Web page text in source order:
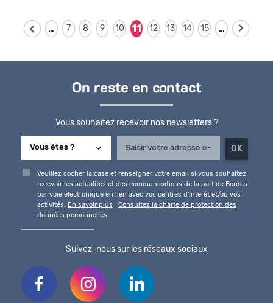
… 7 8 9 10 11 12 13 14 15 …
On reste en contact
Vous souhaitez recevoir nos newsletters ?
Veuillez cocher la case et renseigner votre email si vous souhaitez
recevoir les actualités et des communications de la part de Bordas
par voie électronique en lien avec vos centres d'intérêt et/ou vos
activités. En savoir plus
Consultez la charte de protection des
données personnelles
Suivez-nous sur les réseaux sociaux